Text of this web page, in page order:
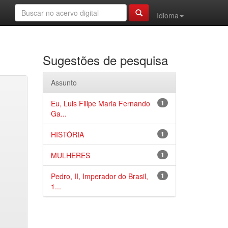
Idioma
Sugestões de pesquisa
Assunto
1
Eu, Luis Filipe Maria Fernando
Ga...
1
HISTÓRIA
1
MULHERES
1
Pedro, II, Imperador do Brasil,
1...